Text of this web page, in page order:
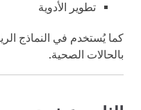
تطوير الأدوية
كما يُستخدم في النماذج
بالحالات الصحية.